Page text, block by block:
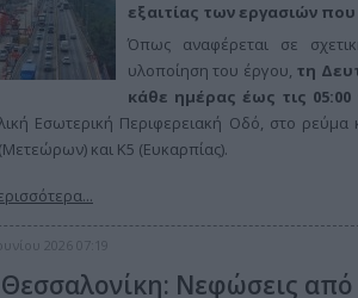
εξαιτίας των εργασιών
Όπως αναφέρεται σε
υλοποίηση του έργου, τη
κάθε ημέρας έως τις
Εσωτερική Περιφερειακή Οδό, στο
και Κ5 (Ευκαρπίας).
2026 07:19
Θεσσαλονίκη: Νεφώσεις